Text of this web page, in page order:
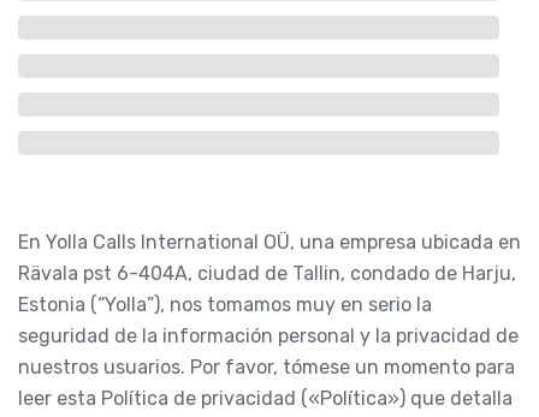
En Yolla Calls International OÜ, una empresa ubicada en
Rävala pst 6-404A, ciudad de Tallin, condado de Harju,
Estonia (“Yolla”), nos tomamos muy en serio la
seguridad de la información personal y la privacidad de
nuestros usuarios. Por favor, tómese un momento para
leer esta Política de privacidad («Política») que detalla